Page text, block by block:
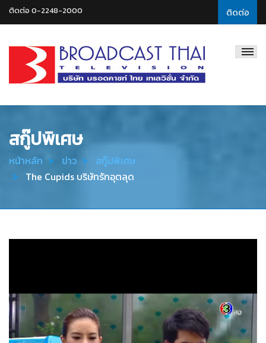
ติดต่อ
ติดต่อ 0-2248-2000
Thai
สกู๊ปพิเศษ
หน้าหลัก ข่าว
สกู๊ปพิเศษ
The Cupids บริษัทรักอุตลุด